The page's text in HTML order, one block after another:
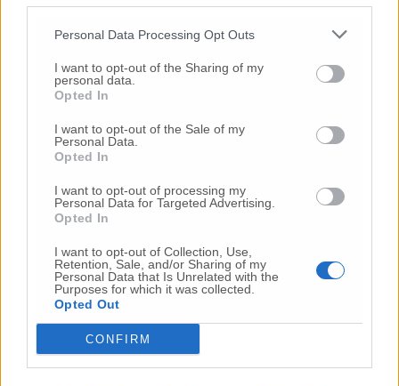
Personal Data Processing Opt Outs
I want to opt-out of the Sharing of my
personal data.
Opted In
I want to opt-out of the Sale of my
Personal Data.
Opted In
I want to opt-out of processing my
Personal Data for Targeted Advertising.
Opted In
I want to opt-out of Collection, Use,
Retention, Sale, and/or Sharing of my
Personal Data that Is Unrelated with the
Purposes for which it was collected.
Opted Out
CONFIRM
quartiere di Osimo est il parco Fornace
Fagioli; a Campocavallo i giardini di Via Covo
ed il parco Verde Energia Astea lungo lo
Stradone, a Padiglione i giardini di Via Po; a
San Sabino i giardini di via S. Gabriele, a Villa
il parco del Palabaldinelli, a Casenuove i
giardini di via M. Catria, a San Paterniano e a
Santo Stefano i parchi vicino alla chiesa;
all’Aspio i giardini di via Edison, a S. Biagio i
giardini tra via Pascoli e via D’Annunzio;
all’Abbadia i giardini di via Bambozzi e ad
Osimo Stazione il parco Mendez e Augusto
Mancinelli.
Riapertura parchi pubblici, il sindaco Pugnaloni
studia modalità d’accesso in sicurezza